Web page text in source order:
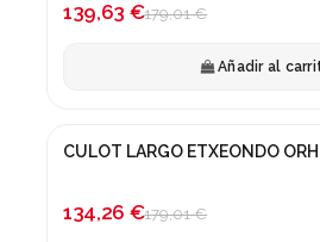
139,63 €179,01 €
Añadir al
¡En oferta!
CULOT LARGO ETXEONDO
134,26 €179,01 €